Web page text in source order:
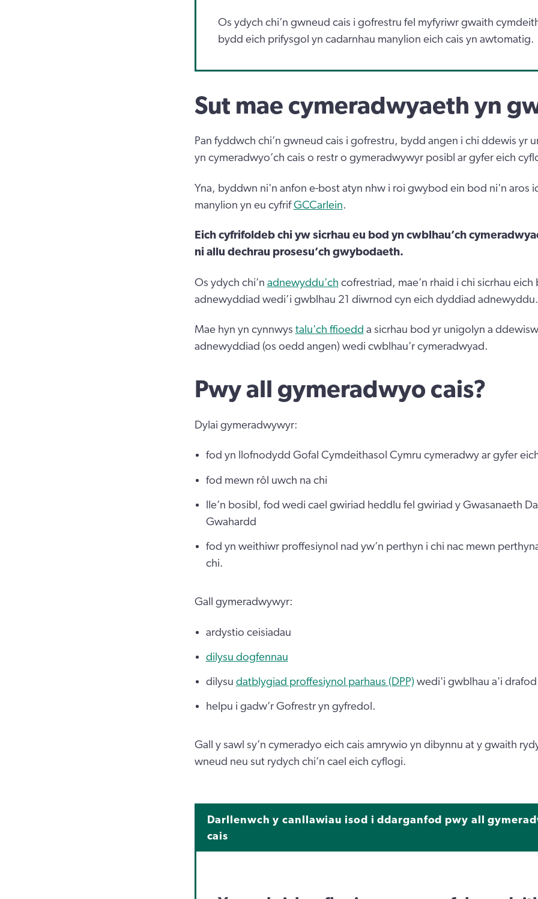
Os ydych chi’n gwneud cais i gofrestru fel myfyriwr gwaith
bydd eich prifysgol yn cadarnhau manylion eich cais yn awtomatig.
Sut mae cymeradwyaeth yn
Pan fyddwch chi’n gwneud cais i gofrestru, bydd angen i chi ddewis yr
yn cymeradwyo’ch cais o restr o gymeradwywyr posibl ar gyfer eich
Yna, byddwn ni'n anfon e-bost atyn nhw i roi gwybod ein bod ni'n aros
manylion yn eu cyfrifGCCarlein.
Eich cyfrifoldeb chi yw sicrhau eu bod yn cwblhau’ch
ni allu dechrau prosesu’ch gwybodaeth.
Os ydych chi’n adnewyddu’ch cofrestriad, mae’n rhaid i chi sicrhau eich
adnewyddiad wedi’i gwblhau 21 diwrnod cyn eich dyddiad adnewyddu.
Mae hyn yn cynnwys talu'ch ffioedd a sicrhau bod yr unigolyn a
adnewyddiad (os oedd angen) wedi cwblhau’r cymeradwyad.
Pwy all gymeradwyo cais?
Dylai gymeradwywyr:
fod yn llofnodydd Gofal Cymdeithasol Cymru cymeradwy ar gyfer
fod mewn rôl uwch na chi
lle’n bosibl, fod wedi cael gwiriad heddlu fel gwiriad y Gwasanaeth
Gwahardd
fod yn weithiwr proffesiynol nad yw’n perthyn i chi nac mewn
chi.
Gall gymeradwywyr:
ardystio ceisiadau
dilysu dogfennau
dilysu datblygiad proffesiynol parhaus (DPP) wedi'i gwblhau a'i
helpu i gadw’r Gofrestr yn gyfredol.
Gall y sawl sy’n cymeradyo eich cais amrywio yn dibynnu at y gwaith
wneud neu sut rydych chi’n cael eich cyflogi.
Darllenwch y canllawiau isod i ddarganfod pwy all
cais